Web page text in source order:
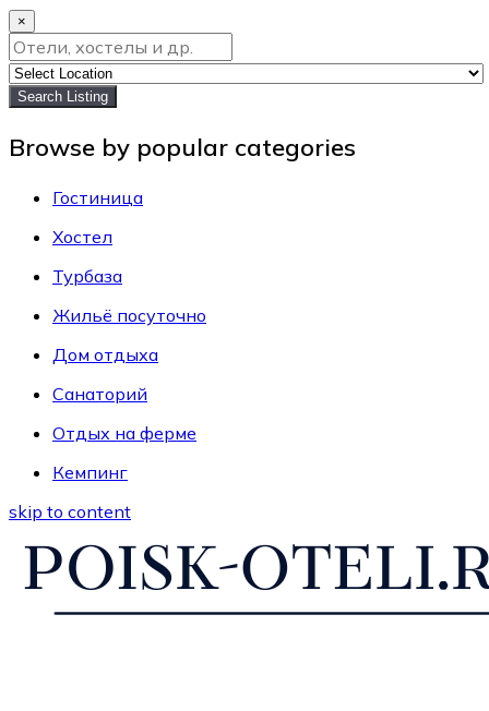
×
Search Listing
Browse by popular categories
Гостиница
Хостел
Турбаза
Жильё посуточно
Дом отдыха
Санаторий
Отдых на ферме
Кемпинг
skip to content